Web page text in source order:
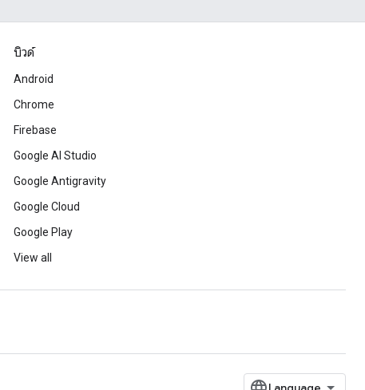
บิวด์
Android
Chrome
Firebase
Google AI Studio
Google Antigravity
Google Cloud
Google Play
View all